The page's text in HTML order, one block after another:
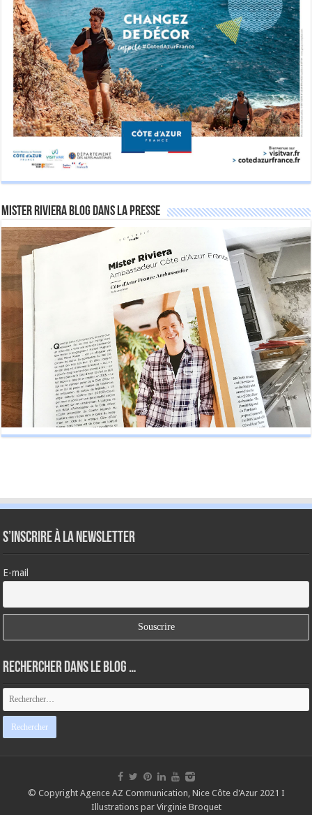
Mister Riviera Blog dans la Presse
S’inscrire à la newsletter
E-mail
Rechercher dans le blog …
© Copyright Agence AZ Communication, Nice Côte d'Azur 2021 I
Illustrations par Virginie Broquet